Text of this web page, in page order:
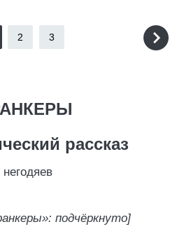
2 3
рассказ
подчёркнуто]